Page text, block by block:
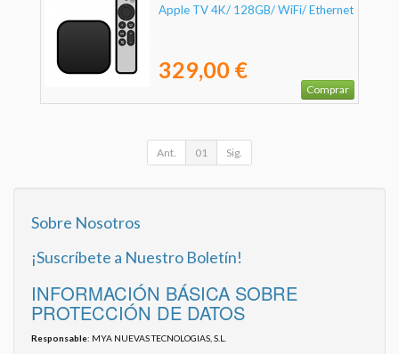
Apple TV 4K/ 128GB/ WiFi/ Ethernet
329,00 €
Comprar
Ant. 01 Sig.
Sobre Nosotros
¡Suscríbete a Nuestro Boletín!
INFORMACIÓN BÁSICA SOBRE
PROTECCIÓN DE DATOS
Responsable: MYA NUEVAS TECNOLOGIAS, S.L.